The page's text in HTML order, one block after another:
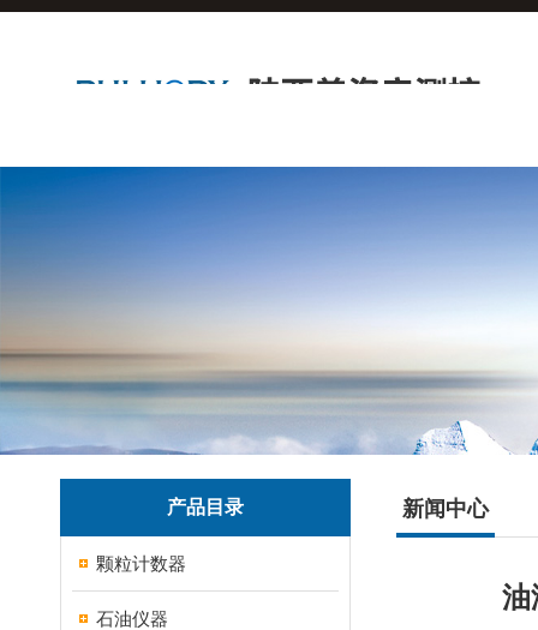
产品目录
颗粒计数器
石油仪器
新闻中心
油